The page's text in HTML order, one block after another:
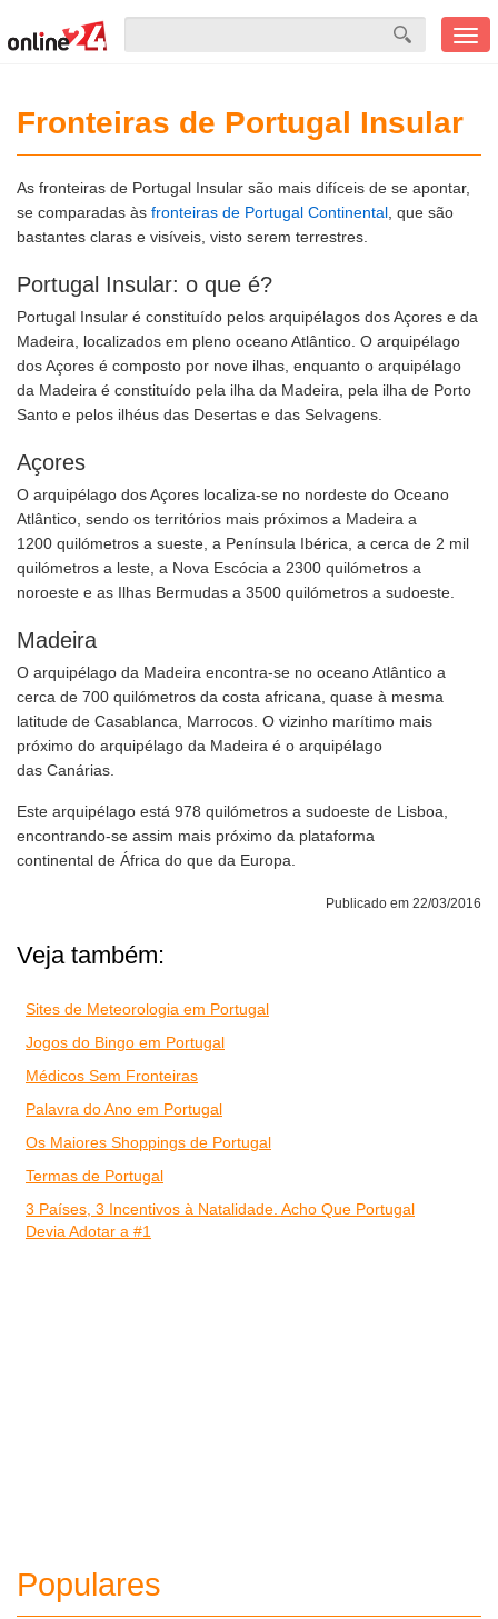
Fronteiras de Portugal Insular
As fronteiras de Portugal Insular são mais difíceis de se apontar,
se comparadas às fronteiras de Portugal Continental , que são
bastantes claras e visíveis, visto serem terrestres.
Portugal Insular: o que é?
Portugal Insular é constituído pelos arquipélagos dos Açores e da
Madeira, localizados em pleno oceano Atlântico. O arquipélago
dos Açores é composto por nove ilhas, enquanto o arquipélago
da Madeira é constituído pela ilha da Madeira, pela ilha de Porto
Santo e pelos ilhéus das Desertas e das Selvagens.
Açores
O arquipélago dos Açores localiza-se no nordeste do Oceano
Atlântico, sendo os territórios mais próximos a Madeira a
1200 quilómetros a sueste, a Península Ibérica, a cerca de 2 mil
quilómetros a leste, a Nova Escócia a 2300 quilómetros a
noroeste e as Ilhas Bermudas a 3500 quilómetros a sudoeste.
Madeira
O arquipélago da Madeira encontra-se no oceano Atlântico a
cerca de 700 quilómetros da costa africana, quase à mesma
latitude de Casablanca, Marrocos. O vizinho marítimo mais
próximo do arquipélago da Madeira é o arquipélago
das Canárias.
Este arquipélago está 978 quilómetros a sudoeste de Lisboa,
encontrando-se assim mais próximo da plataforma
continental de África do que da Europa.
Publicado em 22/03/2016
Veja também:
Sites de Meteorologia em Portugal
Jogos do Bingo em Portugal
Médicos Sem Fronteiras
Palavra do Ano em Portugal
Os Maiores Shoppings de Portugal
Termas de Portugal
3 Países, 3 Incentivos à Natalidade. Acho Que Portugal
Devia Adotar a #1
Populares